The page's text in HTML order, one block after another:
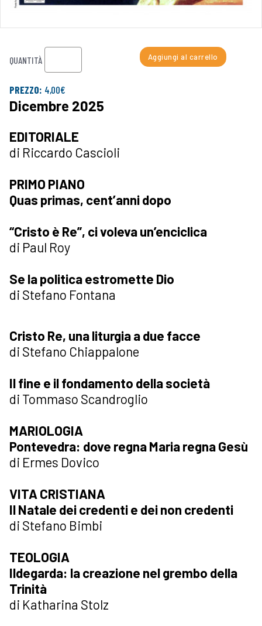
QUANTITÀ Aggiungi al carrello
PREZZO: 4,00€
Dicembre 2025
EDITORIALE
di Riccardo Cascioli
PRIMO PIANO
Quas primas, cent’anni dopo
“Cristo è Re”, ci voleva un’enciclica
di Paul Roy
Se la politica estromette Dio
di Stefano Fontana
Cristo Re, una liturgia a due facce
di Stefano Chiappalone
Il fine e il fondamento della società
di Tommaso Scandroglio
MARIOLOGIA
Pontevedra: dove regna Maria regna Gesù
di Ermes Dovico
VITA CRISTIANA
Il Natale dei credenti e dei non credenti
di Stefano Bimbi
TEOLOGIA
Ildegarda: la creazione nel grembo della
Trinità
di Katharina Stolz